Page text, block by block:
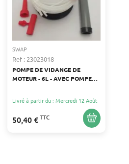
SWAP
Ref : 23023018
POMPE DE VIDANGE DE
MOTEUR - 6L - AVEC POMPE
Livré à partir du : Mercredi 12 Août
50,40 € TTC